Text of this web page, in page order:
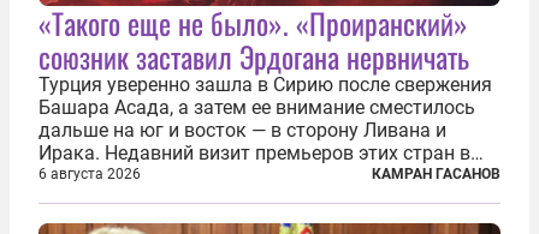
«Такого еще не было». «Проиранский»
союзник заставил Эрдогана нервничать
Турция уверенно зашла в Сирию после свержения
Башара Асада, а затем ее внимание сместилось
дальше на юг и восток — в сторону Ливана и
Ирака. Недавний визит премьеров этих стран в
Анкару, договоры об участии турецкой компании
TPAO в разработке нефти иракского Киркука и
«Дороги развития» подтверждают...
6 августа 2026 КАМРАН ГАСАНОВ